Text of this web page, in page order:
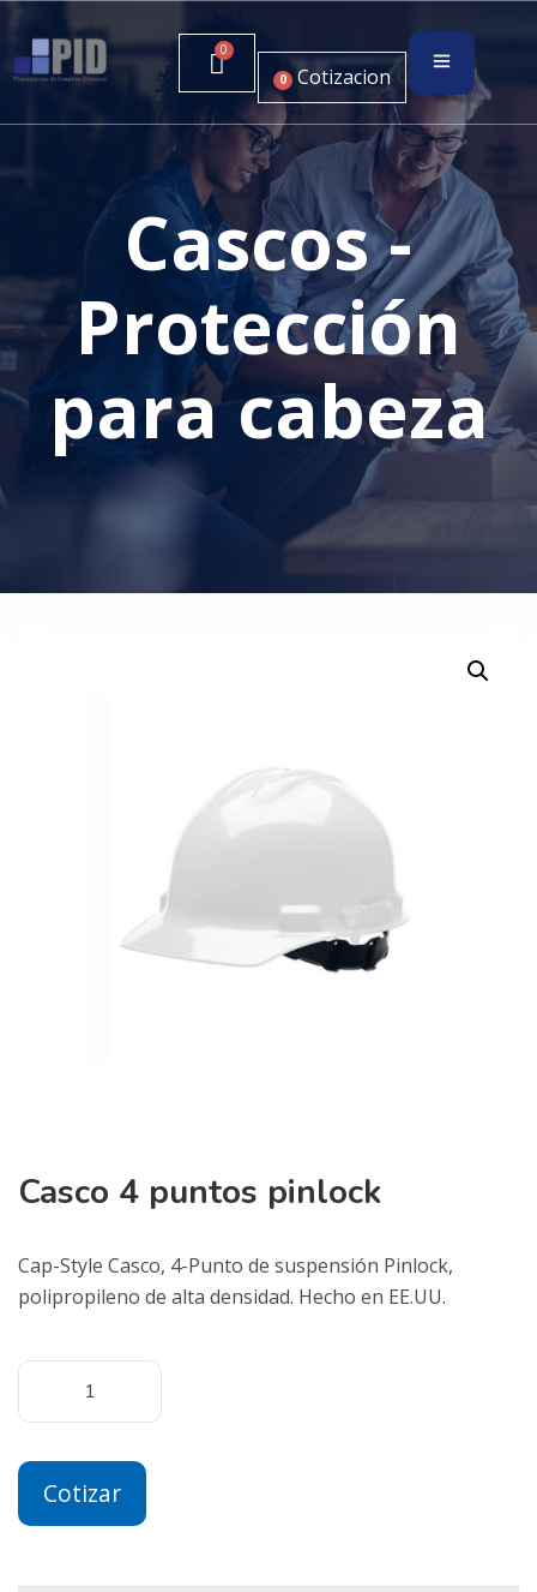
0 Cotizacion
Cascos -
Protección
para cabeza
Casco 4 puntos pinlock
Cap-Style Casco, 4-Punto de suspensión Pinlock,
polipropileno de alta densidad. Hecho en EE.UU.
Cotizar